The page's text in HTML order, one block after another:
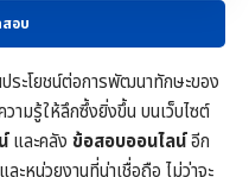
อบ
ประโยชน์ต่อการพัฒนาทักษะของ
ามรู้ให้ลึกซึ้งยิ่งขึ้น บนเว็บไซต์
และคลัง ข้อสอบออนไลน์อีก